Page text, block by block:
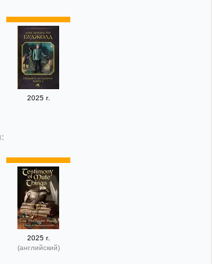
2025 г.
2025 г.
(английский)